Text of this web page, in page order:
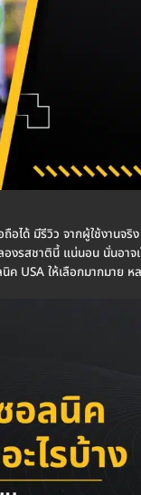
ถือได้ มีรีวิว จากผู้ใช้งาน
รสชาตินี้ แน่นอน นั่นอาจ
USA ให้เลือกมากมาย